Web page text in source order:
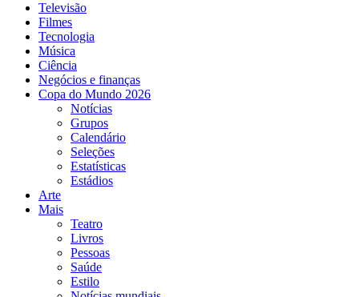
Televisão
Filmes
Tecnologia
Música
Ciência
Negócios e finanças
Copa do Mundo 2026
Notícias
Grupos
Calendário
Seleções
Estatísticas
Estádios
Arte
Mais
Teatro
Livros
Pessoas
Saúde
Estilo